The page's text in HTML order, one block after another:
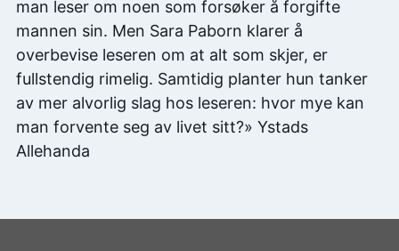
man leser om noen som forsøker å forgifte
mannen sin. Men Sara Paborn klarer å
overbevise leseren om at alt som skjer, er
fullstendig rimelig. Samtidig planter hun tanker
av mer alvorlig slag hos leseren: hvor mye kan
man forvente seg av livet sitt?» Ystads
Allehanda